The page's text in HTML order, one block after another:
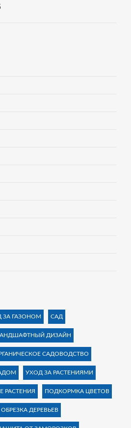
Деревьев
ЗА ГАЗОНОМ САД
ДИЗАЙН
САДОВОДСТВО
УХОД ЗА РАСТЕНИЯМИ
РАСТЕНИЯ ПОДКОРМКА ЦВЕТОВ
ОБРЕЗКА ДЕРЕВЬЕВ